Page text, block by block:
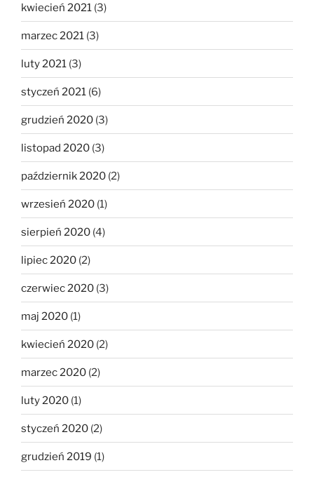
kwiecień 2021 (3)
marzec 2021 (3)
luty 2021 (3)
styczeń 2021 (6)
grudzień 2020 (3)
listopad 2020 (3)
październik 2020 (2)
wrzesień 2020 (1)
sierpień 2020 (4)
lipiec 2020 (2)
czerwiec 2020 (3)
maj 2020 (1)
kwiecień 2020 (2)
marzec 2020 (2)
luty 2020 (1)
styczeń 2020 (2)
grudzień 2019 (1)